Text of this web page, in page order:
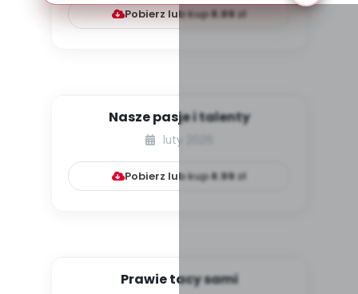
Pobierz lub kup 8.99 zł
Nasze pasje i talenty
luty 2026
Pobierz lub kup8.99 zł
Prawie tacy sami